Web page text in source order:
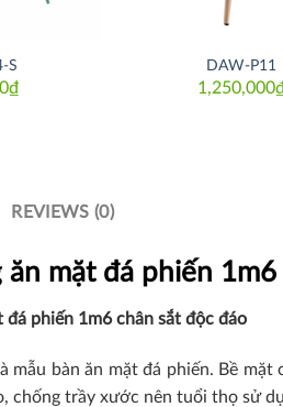
S
₫
DAW-P11
1,250,000
REVIEWS (0)
ăn mặt đá phiến
đá phiến 1m6 chân sắt độc đáo
mẫu bàn ăn mặt đá phiến. Bề
chống trầy xước nên tuổi thọ sử